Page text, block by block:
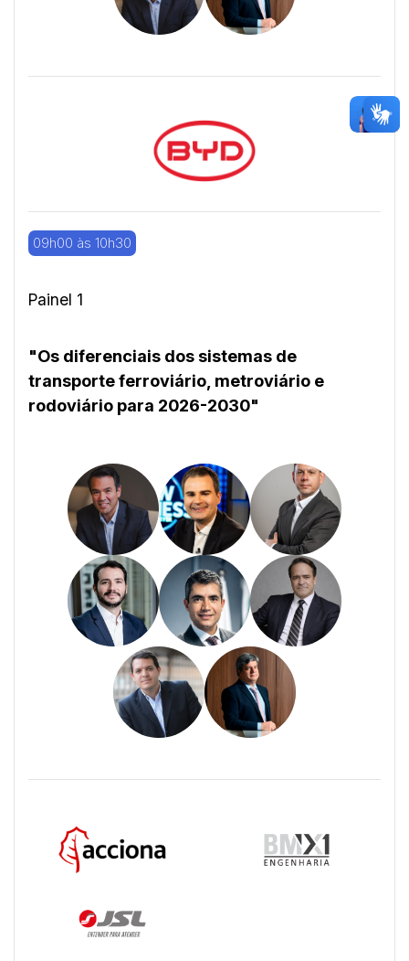
09h00 às 10h30
Painel 1
"Os diferenciais dos sistemas de
transporte ferroviário, metroviário e
rodoviário para 2026-2030"